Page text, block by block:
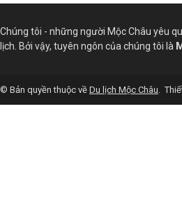
Chúng tôi - những người Mộc Châu yêu
lịch. Bởi vậy, tuyên ngôn của chúng tôi là
© Bản quyền thuộc về Du lịch Mộc Châu.